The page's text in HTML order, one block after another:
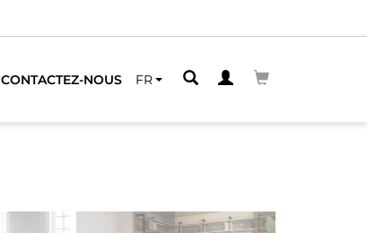
CONTACTEZ-NOUS FR